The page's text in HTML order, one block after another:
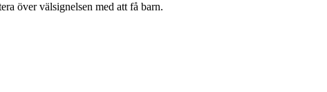
över välsignelsen med att få barn.